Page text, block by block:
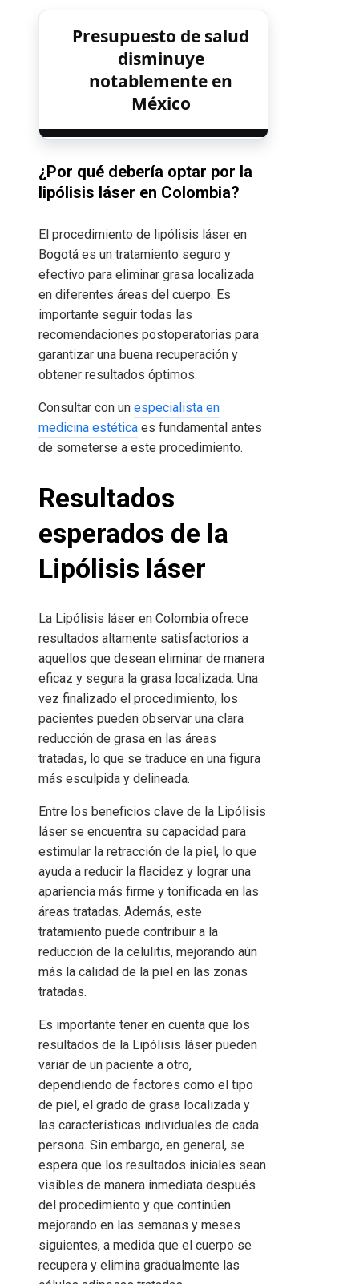
Presupuesto de salud
disminuye
notablemente en
México
¿Por qué debería optar por la
lipólisis láser en Colombia?
El procedimiento de lipólisis láser en
Bogotá es un tratamiento seguro y
efectivo para eliminar grasa localizada
en diferentes áreas del cuerpo. Es
importante seguir todas las
recomendaciones postoperatorias para
garantizar una buena recuperación y
obtener resultados óptimos.
Consultar con un especialista en
medicina estética es fundamental antes
de someterse a este procedimiento.
Resultados
esperados de la
Lipólisis láser
La Lipólisis láser en Colombia ofrece
resultados altamente satisfactorios a
aquellos que desean eliminar de manera
eficaz y segura la grasa localizada. Una
vez finalizado el procedimiento, los
pacientes pueden observar una clara
reducción de grasa en las áreas
tratadas, lo que se traduce en una figura
más esculpida y delineada.
Entre los beneficios clave de la Lipólisis
láser se encuentra su capacidad para
estimular la retracción de la piel, lo que
ayuda a reducir la flacidez y lograr una
apariencia más firme y tonificada en las
áreas tratadas. Además, este
tratamiento puede contribuir a la
reducción de la celulitis, mejorando aún
más la calidad de la piel en las zonas
tratadas.
Es importante tener en cuenta que los
resultados de la Lipólisis láser pueden
variar de un paciente a otro,
dependiendo de factores como el tipo
de piel, el grado de grasa localizada y
las características individuales de cada
persona. Sin embargo, en general, se
espera que los resultados iniciales sean
visibles de manera inmediata después
del procedimiento y que continúen
mejorando en las semanas y meses
siguientes, a medida que el cuerpo se
recupera y elimina gradualmente las